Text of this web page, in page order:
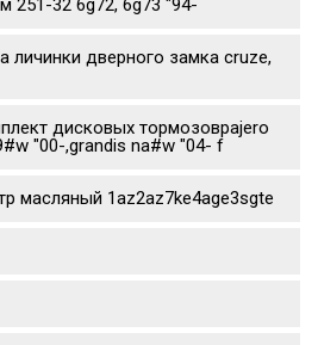
251-32 6g72, 6g73 "94-
личинки дверного замка cruze,
дисковых тормозовpajero
"00-,grandis na#w "04- f
масляный 1az2az7ke4age3sgte